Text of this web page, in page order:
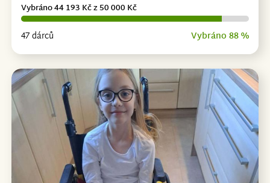
47 dárců Vybráno 88 %
Vybráno 44 193 Kč z 50 000 Kč